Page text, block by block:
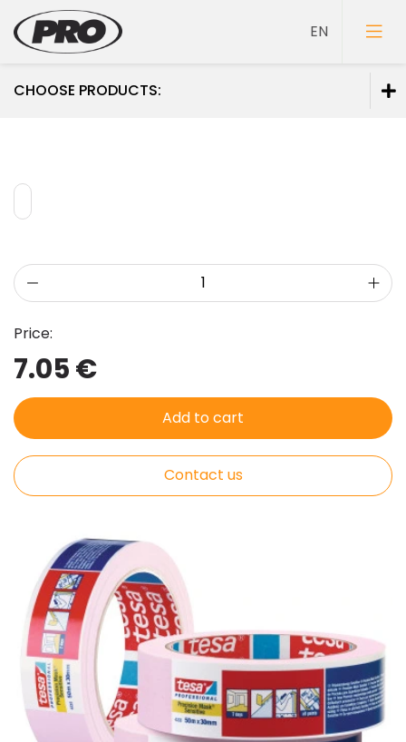
CHOOSE PRODUCTS:
Primers
Putties
Price:
7.05 €
Add to cart
Contact us